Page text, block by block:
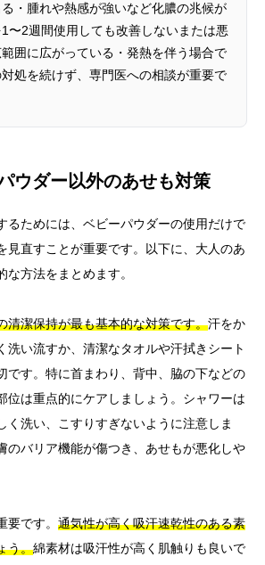
・腫れや熱感が強いなど化膿の兆候が
〜2週間使用しても改善しないまたは悪
囲に広がっている・発熱を伴う場合で
処を続けず、専門医への相談が重要で
ウダー以外のあせも対策
るためには、ベビーパウダーの使用だけで
見直すことが重要です。以下に、大人のあ
方法をまとめます。
清潔保持が最も基本的な対策です。汗をか
洗い流すか、清潔なタオルや汗拭きシート
です。特に首まわり、背中、脇の下などの
位は重点的にケアしましょう。シャワーは
く洗い、こすりすぎないように注意しま
のバリア機能が傷つき、あせもが悪化しや
です。 通気性が高く吸汗速乾性のある素
う。綿素材は吸汗性が高く肌触りも良いで